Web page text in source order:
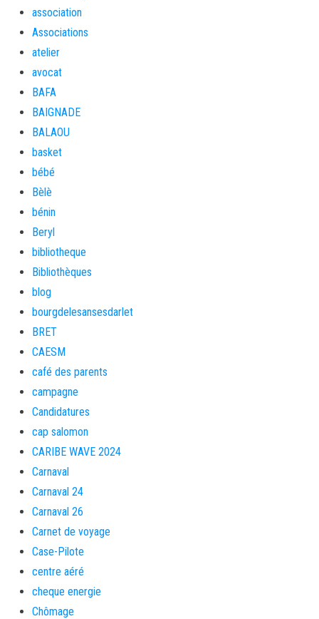
association
Associations
atelier
avocat
BAFA
BAIGNADE
BALAOU
basket
bébé
Bèlè
bénin
Beryl
bibliotheque
Bibliothèques
blog
bourgdelesansesdarlet
BRET
CAESM
café des parents
campagne
Candidatures
cap salomon
CARIBE WAVE 2024
Carnaval
Carnaval 24
Carnaval 26
Carnet de voyage
Case-Pilote
centre aéré
cheque energie
Chômage